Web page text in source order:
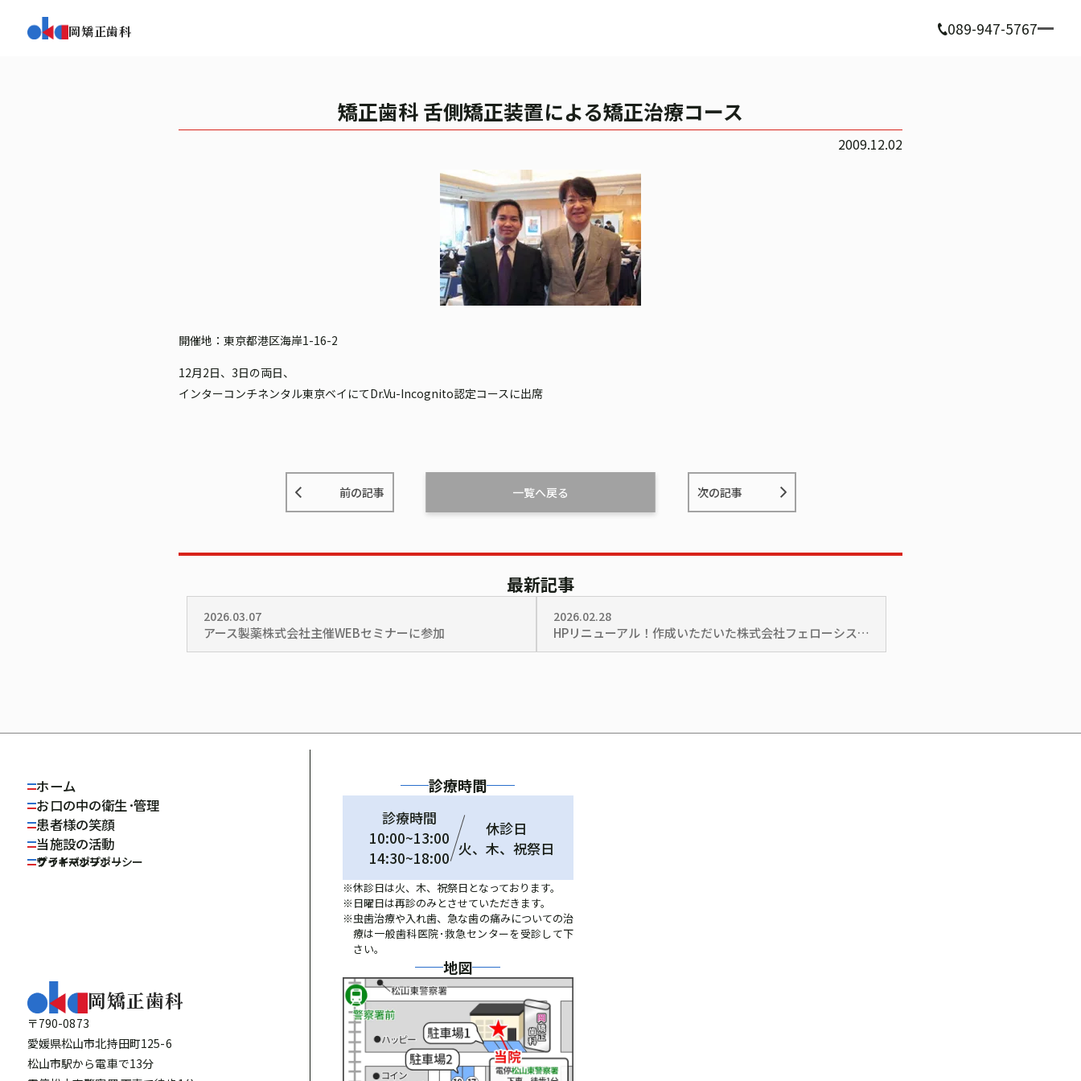
岡矯正歯科 089-947-5767
矯正歯科 舌側矯正装置による矯正治療コース
2009.12.02
開催地：東京都港区海岸1-16-2
12月2日、3日の両日、
インターコンチネンタル東京ベイにてDr.Vu-Incognito認定コースに出席
前の記事 次の記事
一覧へ戻る
最新記事
2026.03.07
アース製薬株式会社主催WEBセミナーに参加
2026.02.28
HPリニューアル！作成いただいた株式会社フェローシステム様を訪問しました
ホーム
お口の中の衛生･管理
患者様の笑顔
当施設の活動
プライバシーポリシー
クッキーポリシー
サイトマップ
岡矯正歯科
〒790-0873
愛媛県松山市北持田町125-6
松山市駅から電車で13分
地図
診療時間
診療時間
10:00~13:00
14:30~18:00
休診日
火、木、祝祭日
休診日は火、木、祝祭日となっております。
日曜日は再診のみとさせていただきます。
虫歯治療や入れ歯、急な歯の痛みについての治
療は一般歯科医院･救急センターを受診して下
さい。